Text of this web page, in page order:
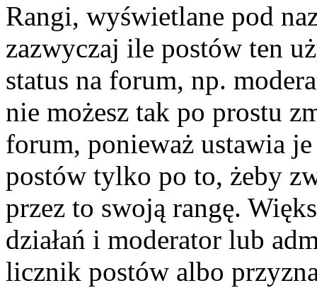
Rangi, wyświetlane pod
zazwyczaj ile postów ten
status na forum, np.
nie możesz tak po prostu
forum, ponieważ ustawia
postów tylko po to, żeby
przez to swoją rangę.
działań i moderator lub
licznik postów albo